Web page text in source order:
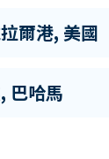
爾港, 美國
巴哈馬